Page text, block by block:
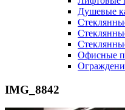
Душевые
Офисные
IMG_8842